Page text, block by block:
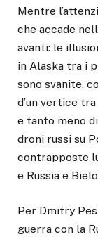
Mentre
che accade
avanti: le
in Alaska tra i
sono svanite,
d’un vertice
e tanto meno di
droni russi su
contrapposte
e Russia e
Per Dmitry
guerra con la